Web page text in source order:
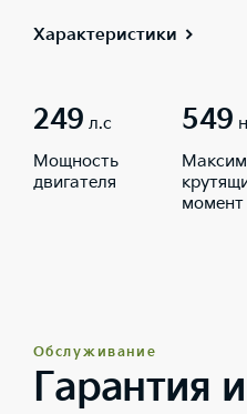
Характеристики
249 л.с
Мощность
двигателя
549
момент
Обслуживание
Гарантия